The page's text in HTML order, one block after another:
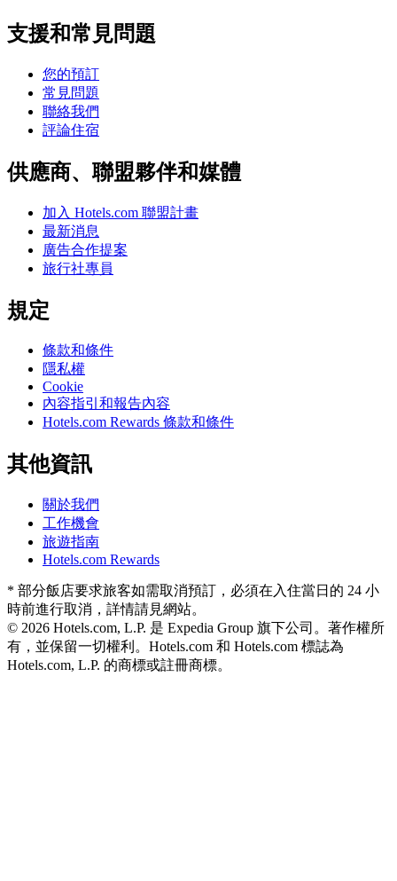
支援和常見問題
您的預訂
常見問題
聯絡我們
評論住宿
供應商、聯盟夥伴和媒體
加入 Hotels.com 聯盟計畫
最新消息
廣告合作提案
旅行社專員
規定
條款和條件
隱私權
Cookie
內容指引和報告內容
Hotels.com Rewards 條款和條件
其他資訊
關於我們
工作機會
旅遊指南
Hotels.com Rewards
* 部分飯店要求旅客如需取消預訂，必須在入住當日的 24 小
時前進行取消，詳情請見網站。
© 2026 Hotels.com, L.P. 是 Expedia Group 旗下公司。著作權所
有，並保留一切權利。 Hotels.com 和 Hotels.com 標誌為
Hotels.com, L.P. 的商標或註冊商標。